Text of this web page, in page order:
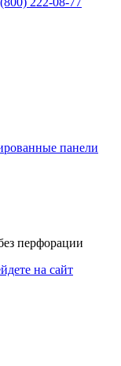
панели
перфорации
на сайт